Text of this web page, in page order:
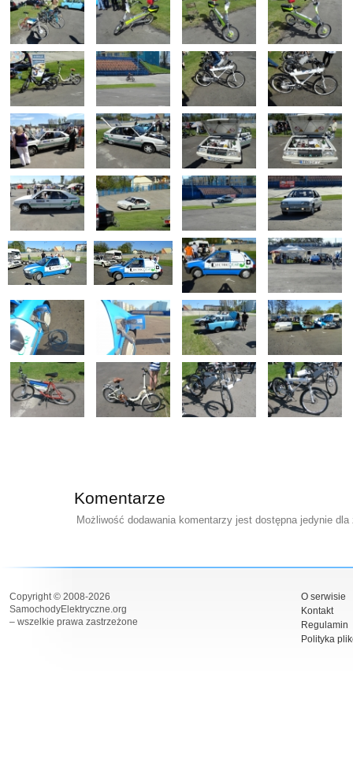
Komentarze
Możliwość dodawania komentarzy jest dostępna jedynie
Copyright © 2008-2026
SamochodyElektryczne.org
– wszelkie prawa zastrzeżone
O serwisie
Kontakt
Regulamin
Polityka